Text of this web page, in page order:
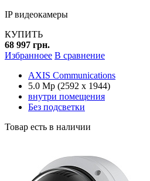
IP видеокамеры
КУПИТЬ
68 997 грн.
Избранноее В сравнение
AXIS Communications
5.0 Mp (2592 x 1944)
внутри помещения
Без подсветки
Товар есть в наличии